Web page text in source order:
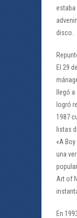
estaba
disco.
El 29
llegó
logró
1987
listas
«A
una
Art of
En